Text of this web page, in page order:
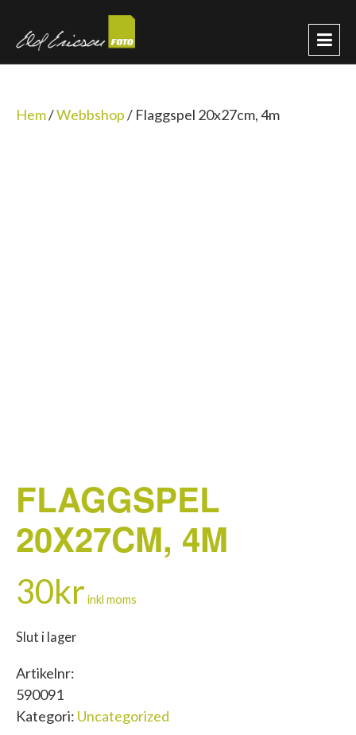
Hem/Webbshop/ Flaggspel 20x27cm, 4m
FLAGGSPEL
20X27CM, 4M
30kr inkl moms
Slut i lager
Artikelnr:
590091
Kategori: Uncategorized